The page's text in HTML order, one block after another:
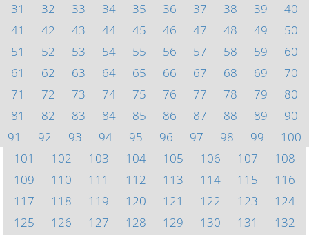
31
32 33 34 35 36 37 38 39
40
41
42 43 44 45 46 47 48 49
50
51
52 53 54 55 56 57 58 59
60
61
62 63 64 65 66 67 68 69
70
71
72 73 74 75 76 77 78 79
80
81
82 83 84 85 86 87 88 89
90
91
92 93 94 95 96 97 98 99
100
101
102 103 104 105 106 107
108
109
110 111 112 113 114 115
116
117
118 119 120 121 122 123
124
125
126 127 128 129 130 131
132